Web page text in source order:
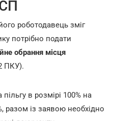
роботодавець зміг
потрібно подати
обрання місця
ПКУ).
в розмірі 100% на
разом із заявою необхідно